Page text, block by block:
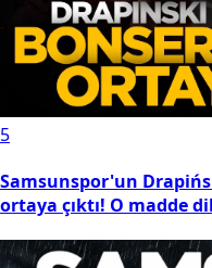
5
Samsunspor'un
ortaya çıktı! O madde